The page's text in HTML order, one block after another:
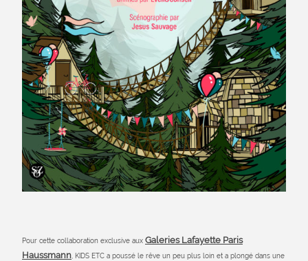
Pour cette collaboration exclusive aux Galeries Lafayette Paris
Haussmann , KIDS ETC a poussé le rêve un peu plus loin et a plongé dans une